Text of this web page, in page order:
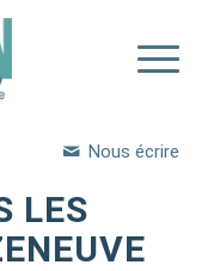
Nous écrire
LES